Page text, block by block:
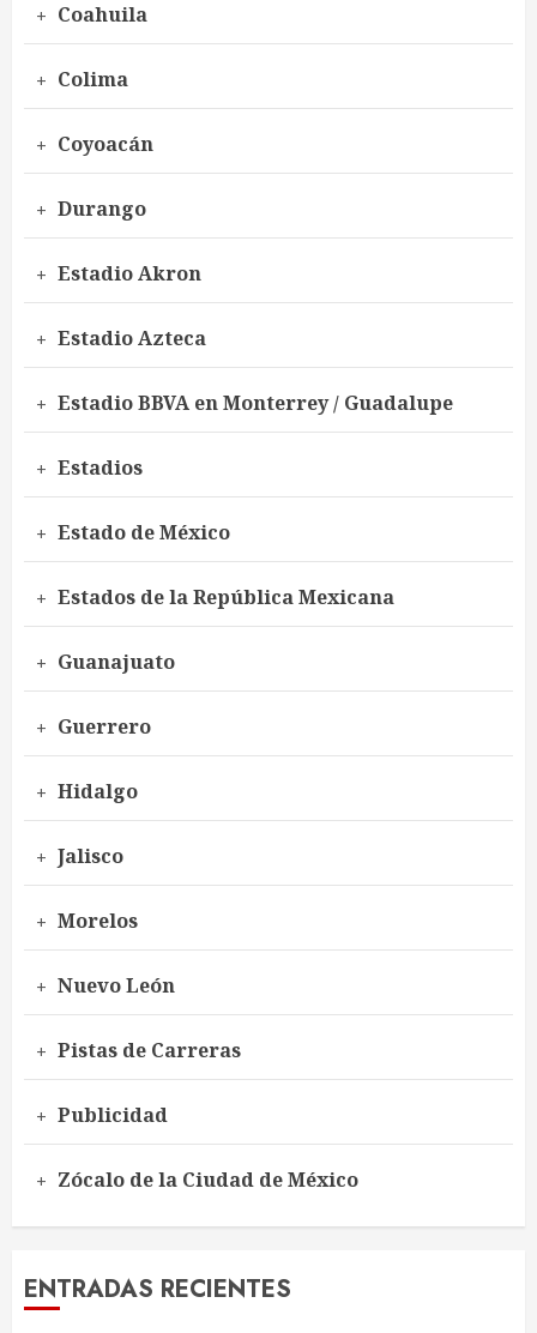
Coahuila
Colima
Coyoacán
Durango
Estadio Akron
Estadio Azteca
Estadio BBVA en Monterrey / Guadalupe
Estadios
Estado de México
Estados de la República Mexicana
Guanajuato
Guerrero
Hidalgo
Jalisco
Morelos
Nuevo León
Pistas de Carreras
Publicidad
Zócalo de la Ciudad de México
ENTRADAS RECIENTES